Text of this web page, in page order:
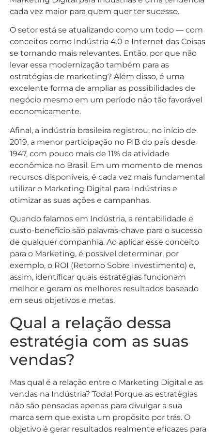
cada vez maior para quem quer ter sucesso.
O setor está se atualizando como um todo — com
conceitos como Indústria 4.0 e Internet das Coisas
se tornando mais relevantes. Então, por que não
levar essa modernização também para as
estratégias de marketing? Além disso, é uma
excelente forma de ampliar as possibilidades de
negócio mesmo em um período não tão favorável
economicamente.
Afinal, a indústria brasileira registrou, no início de
2019, a menor participação no PIB do país desde
1947, com pouco mais de 11% da atividade
econômica no Brasil. Em um momento de menos
recursos disponíveis, é cada vez mais fundamental
utilizar o Marketing Digital para Indústrias e
otimizar as suas ações e campanhas.
Quando falamos em Indústria, a rentabilidade e
custo-benefício são palavras-chave para o sucesso
de qualquer companhia. Ao aplicar esse conceito
para o Marketing, é possível determinar, por
exemplo, o ROI (Retorno Sobre Investimento) e,
assim, identificar quais estratégias funcionam
melhor e geram os melhores resultados baseado
em seus objetivos e metas.
Qual a relação dessa
estratégia com as suas
vendas?
Mas qual é a relação entre o Marketing Digital e as
vendas na Indústria? Toda! Porque as estratégias
não são pensadas apenas para divulgar a sua
marca sem que exista um propósito por trás. O
objetivo é gerar resultados realmente eficazes para